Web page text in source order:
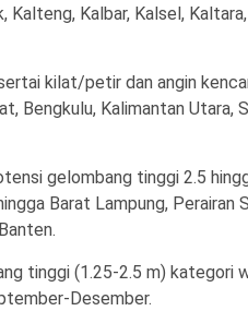
Kalbar, Kalsel,
kilat/petir dan angin
Bengkulu, Kalimantan Utara,
gelombang tinggi 2.5
Barat Lampung, Perairan
tinggi (1.25-2.5 m) kategori
Desember.